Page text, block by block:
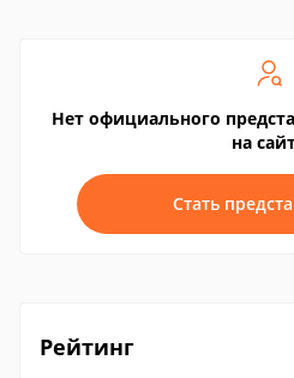
Нет официального
на
Стать
Рейтинг